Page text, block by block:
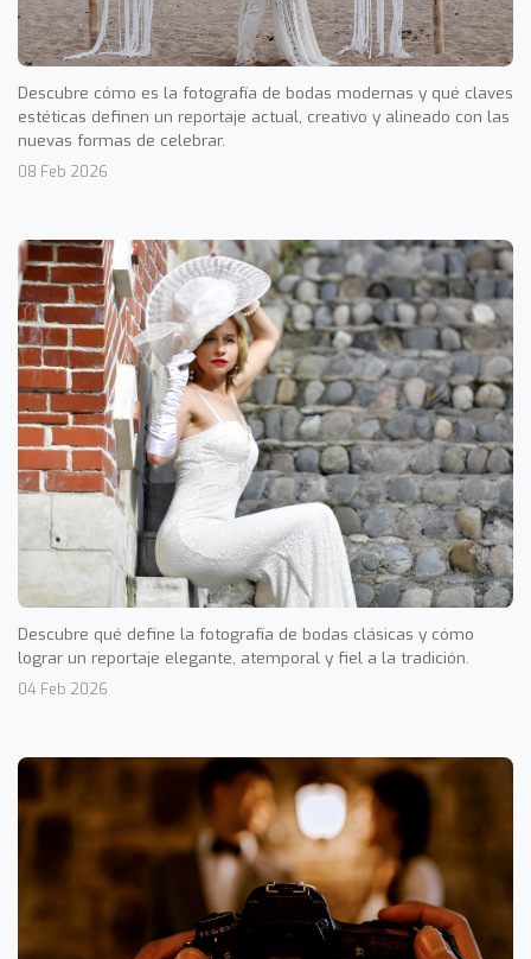
Descubre cómo es la fotografía de bodas modernas y qué claves
estéticas definen un reportaje actual, creativo y alineado con las
nuevas formas de celebrar.
08 Feb 2026
Descubre qué define la fotografía de bodas clásicas y cómo
lograr un reportaje elegante, atemporal y fiel a la tradición.
04 Feb 2026